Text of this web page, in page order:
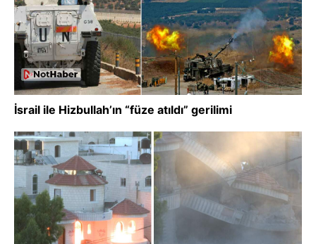
İsrail ile Hizbullah’ın “füze atıldı” gerilimi